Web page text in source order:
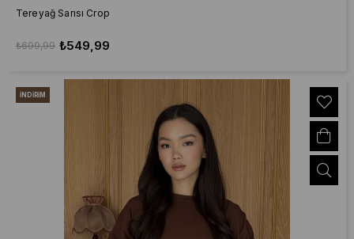
Tereyağ Sarısı Crop
₺549,99
₺699,99
İNDIRIM